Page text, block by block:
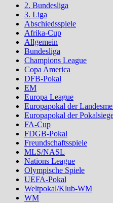
2. Bundesliga
3. Liga
Abschiedsspiele
Afrika-Cup
Allgemein
Bundesliga
Champions League
Copa America
DFB-Pokal
EM
Europa League
Europapokal der
Europapokal der
FA-Cup
FDGB-Pokal
Freundschaftsspiele
MLS/NASL
Nations League
Olympische Spiele
UEFA-Pokal
Weltpokal/Klub-WM
WM